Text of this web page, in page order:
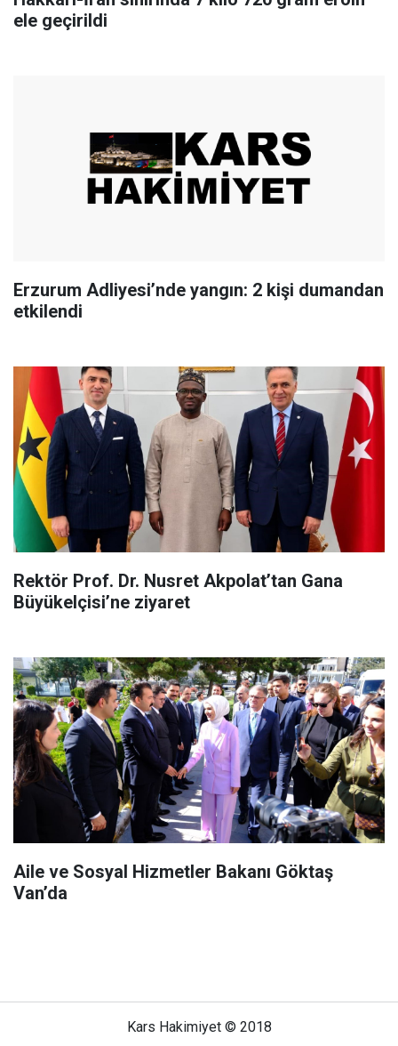
ele geçirildi
Erzurum Adliyesi’nde yangın: 2 kişi dumandan
etkilendi
Rektör Prof. Dr. Nusret Akpolat’tan Gana
Büyükelçisi’ne ziyaret
Aile ve Sosyal Hizmetler Bakanı Göktaş
Van’da
Kars Hakimiyet © 2018